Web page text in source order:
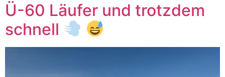
Ü-60 Läufer und trotzdem
schnell